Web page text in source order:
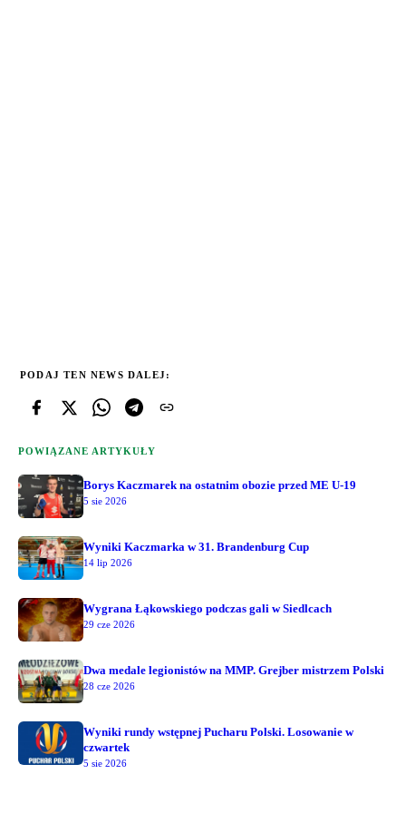
PODAJ TEN NEWS DALEJ:
POWIĄZANE ARTYKUŁY
Borys Kaczmarek na ostatnim obozie przed ME U-19
5 sie 2026
Wyniki Kaczmarka w 31. Brandenburg Cup
14 lip 2026
Wygrana Łąkowskiego podczas gali w Siedlcach
29 cze 2026
Dwa medale legionistów na MMP. Grejber mistrzem Polski
28 cze 2026
Wyniki rundy wstępnej Pucharu Polski. Losowanie w
czwartek
5 sie 2026